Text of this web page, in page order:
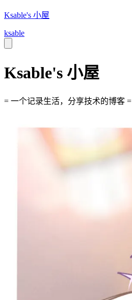
Ksable's 小屋
ksable
Ksable's 小屋
= 一个记录生活，分享技术的博客 =